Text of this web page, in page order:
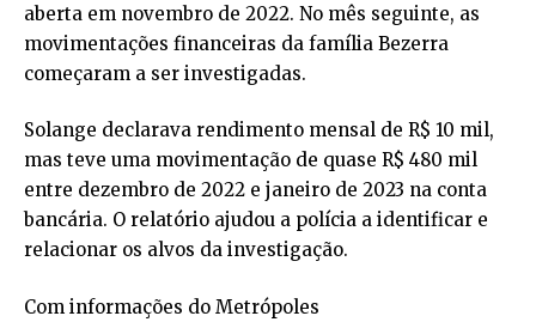
aberta em novembro de 2022. No mês seguinte, as
movimentações financeiras da família Bezerra
começaram a ser investigadas.
Solange declarava rendimento mensal de R$ 10 mil,
mas teve uma movimentação de quase R$ 480 mil
entre dezembro de 2022 e janeiro de 2023 na conta
bancária. O relatório ajudou a polícia a identificar e
relacionar os alvos da investigação.
Com informações do Metrópoles